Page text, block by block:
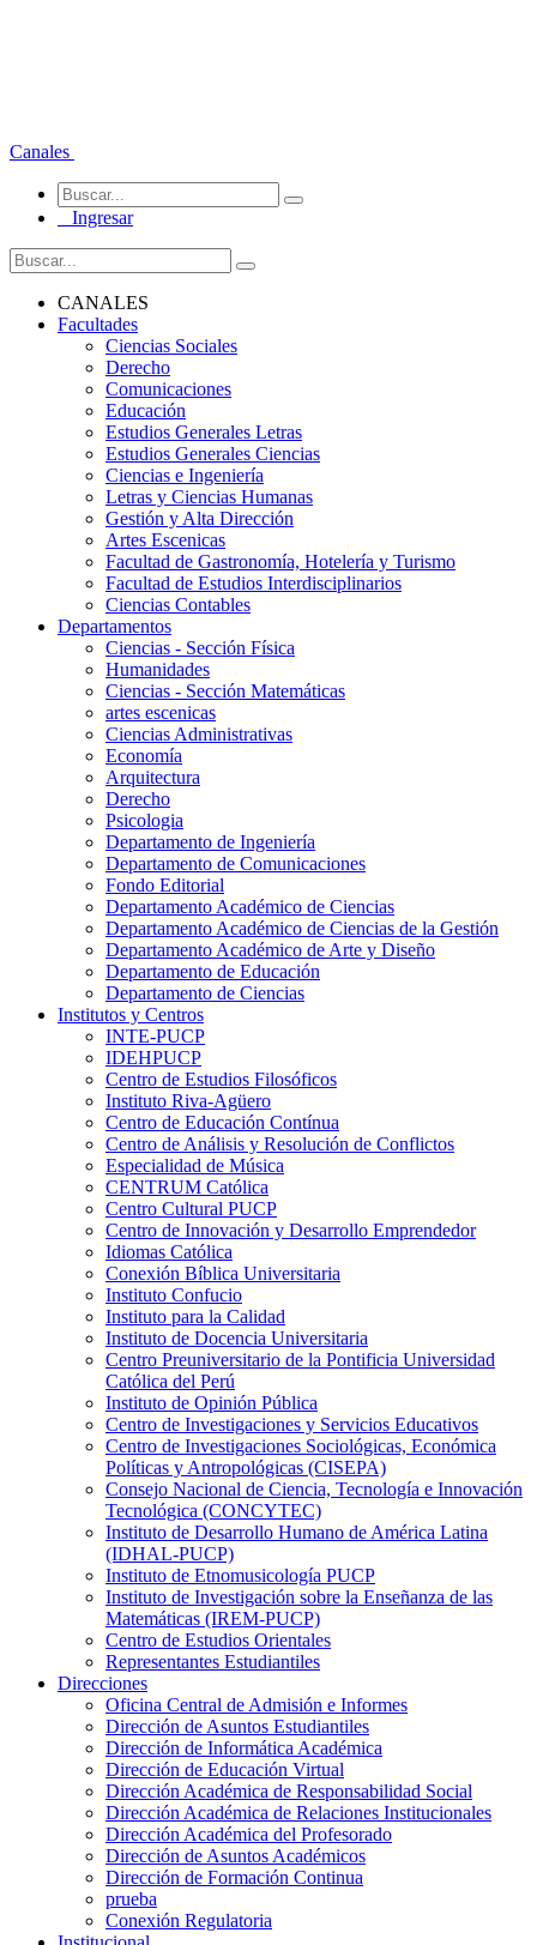
Canales
Ingresar
CANALES
Facultades
Ciencias Sociales
Derecho
Comunicaciones
Educación
Estudios Generales Letras
Estudios Generales Ciencias
Ciencias e Ingeniería
Letras y Ciencias Humanas
Gestión y Alta Dirección
Artes Escenicas
Facultad de Gastronomía, Hotelería y Turismo
Facultad de Estudios Interdisciplinarios
Ciencias Contables
Departamentos
Ciencias - Sección Física
Humanidades
Ciencias - Sección Matemáticas
artes escenicas
Ciencias Administrativas
Economía
Arquitectura
Derecho
Psicologia
Departamento de Ingeniería
Departamento de Comunicaciones
Fondo Editorial
Departamento Académico de Ciencias
Departamento Académico de Ciencias de la Gestión
Departamento Académico de Arte y Diseño
Departamento de Educación
Departamento de Ciencias
Institutos y Centros
INTE-PUCP
IDEHPUCP
Centro de Estudios Filosóficos
Instituto Riva-Agüero
Centro de Educación Contínua
Centro de Análisis y Resolución de Conflictos
Especialidad de Música
CENTRUM Católica
Centro Cultural PUCP
Centro de Innovación y Desarrollo Emprendedor
Idiomas Católica
Conexión Bíblica Universitaria
Instituto Confucio
Instituto para la Calidad
Instituto de Docencia Universitaria
Centro Preuniversitario de la Pontificia Universidad
Católica del Perú
Instituto de Opinión Pública
Centro de Investigaciones y Servicios Educativos
Centro de Investigaciones Sociológicas, Económica
Políticas y Antropológicas (CISEPA)
Consejo Nacional de Ciencia, Tecnología e Innovación
Tecnológica (CONCYTEC)
Instituto de Desarrollo Humano de América Latina
(IDHAL-PUCP)
Instituto de Etnomusicología PUCP
Instituto de Investigación sobre la Enseñanza de las
Matemáticas (IREM-PUCP)
Centro de Estudios Orientales
Representantes Estudiantiles
Direcciones
Oficina Central de Admisión e Informes
Dirección de Asuntos Estudiantiles
Dirección de Informática Académica
Dirección de Educación Virtual
Dirección Académica de Responsabilidad Social
Dirección Académica de Relaciones Institucionales
Dirección Académica del Profesorado
Dirección de Asuntos Académicos
Dirección de Formación Continua
prueba
Conexión Regulatoria